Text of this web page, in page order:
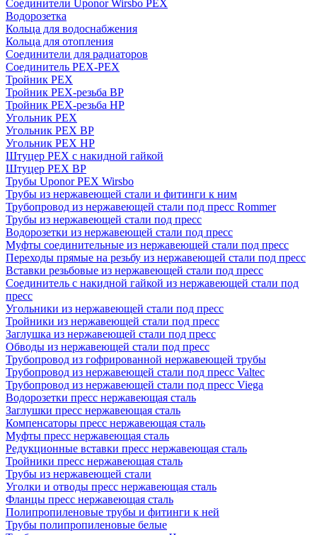
Соединители Uponor Wirsbo PEX
Водорозетка
Кольца для водоснабжения
Кольца для отопления
Соединители для радиаторов
Соединитель PEX-PEX
Тройник PEX
Тройник PEX-резьба ВР
Тройник PEX-резьба НР
Угольник PEX
Угольник PEX ВР
Угольник PEX НР
Штуцер PEX c накидной гайкой
Штуцер PEX ВР
Трубы Uponor PEX Wirsbo
Трубы из нержавеющей стали и фитинги к ним
Трубопровод из нержавеющей стали под пресс Rommer
Трубы из нержавеющей стали под пресс
Водорозетки из нержавеющей стали под пресс
Муфты соединительные из нержавеющей стали под пресс
Переходы прямые на резьбу из нержавеющей стали под пресс
Вставки резьбовые из нержавеющей стали под пресс
Соединитель с накидной гайкой из нержавеющей стали под
пресс
Угольники из нержавеющей стали под пресс
Тройники из нержавеющей стали под пресс
Заглушка из нержавеющей стали под пресс
Обводы из нержавеющей стали под пресс
Трубопровод из гофрированной нержавеющей трубы
Трубопровод из нержавеющей стали под пресс Valtec
Трубопровод из нержавеющей стали под пресс Viega
Водорозетки пресс нержавеющая сталь
Заглушки пресс нержавеющая сталь
Компенсаторы пресс нержавеющая сталь
Муфты пресс нержавеющая сталь
Редукционные вставки пресс нержавеющая сталь
Тройники пресс нержавеющая сталь
Трубы из нержавеющей стали
Уголки и отводы пресс нержавеющая сталь
Фланцы пресс нержавеющая сталь
Полипропиленовые трубы и фитинги к ней
Трубы полипропиленовые белые